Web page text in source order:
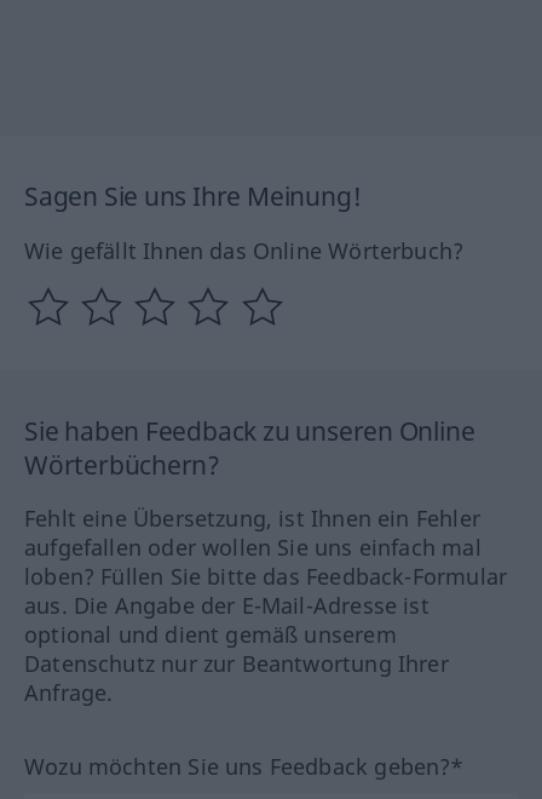
Sagen Sie uns Ihre Meinung!
Wie gefällt Ihnen das Online Wörterbuch?
Sie haben Feedback zu unseren Online
Wörterbüchern?
Fehlt eine Übersetzung, ist Ihnen ein Fehler
aufgefallen oder wollen Sie uns einfach mal
loben? Füllen Sie bitte das Feedback-Formular
aus. Die Angabe der E-Mail-Adresse ist
optional und dient gemäß unserem
Datenschutz nur zur Beantwortung Ihrer
Anfrage.
Wozu möchten Sie uns Feedback geben?*